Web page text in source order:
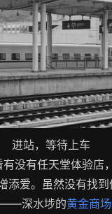
进站，等待上车
没有任天堂体验店
爱。虽然没有找到
——深水埗的黄金商场